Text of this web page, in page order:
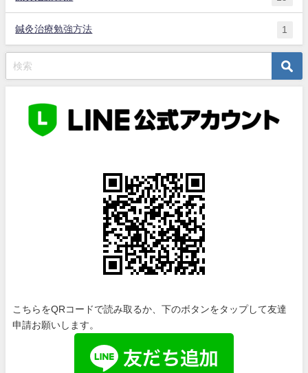
鍼灸治療勉強方法 1
こちらをQRコードで読み取るか、下のボタンをタップして友達
申請お願いします。